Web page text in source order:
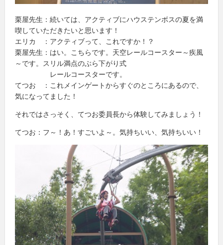
栗屋先生：続いては、アクティブにハウステンボスの夏を満
喫していただきたいと思います！
エリカ ：アクティブって、これですか！？
栗屋先生：はい。こちらです。天空レールコースター～疾風
～です。スリル満点のぶら下がり式
レールコースターです。
てつお ：これメインゲートからすぐのところにあるので、
気になってました！
それではさっそく、てつお委員長から体験してみましょう！
てつお：フ～！あ！すごいよ～。気持ちいい、気持ちいい！